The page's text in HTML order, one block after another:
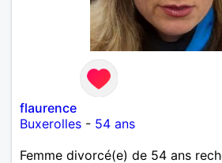
flaurence
Buxerolles - 54 ans
Femme divorcé(e) de 54 ans